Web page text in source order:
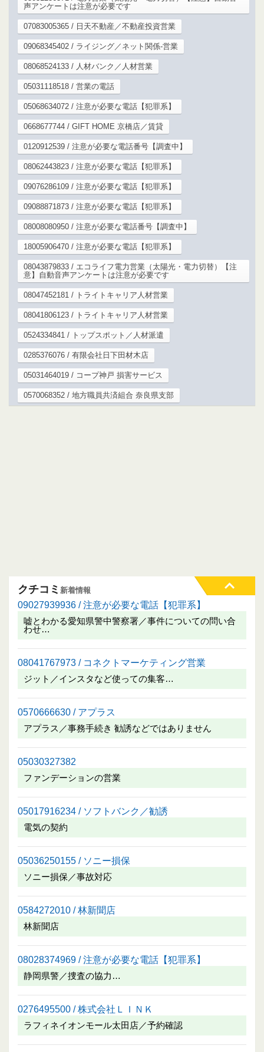
声アンケートは注意が必要です
07083005365 / 日天不動産／不動産投資営業
09068345402 / ライジング／ネット関係-営業
08068524133 / 人材バンク／人材営業
05031118518 / 営業の電話
05068634072 / 注意が必要な電話【犯罪系】
0668677744 / GIFT HOME 京橋店／賃貸
0120912539 / 注意が必要な電話番号【調査中】
08062443823 / 注意が必要な電話【犯罪系】
09076286109 / 注意が必要な電話【犯罪系】
09088871873 / 注意が必要な電話【犯罪系】
08008080950 / 注意が必要な電話番号【調査中】
18005906470 / 注意が必要な電話【犯罪系】
08043879833 / エコライフ電力営業（太陽光・電力切替）【注
意】自動音声アンケートは注意が必要です
08047452181 / トライトキャリア人材営業
08041806123 / トライトキャリア人材営業
0524334841 / トップスポット／人材派遣
0285376076 / 有限会社日下田材木店
05031464019 / コープ神戸 損害サービス
0570068352 / 地方職員共済組合 奈良県支部
クチコミ 新着情報
09027939936 / 注意が必要な電話【犯罪系】
嘘とわかる愛知県警中警察署／事件についての問い合
わせ…
08041767973 / コネクトマーケティング営業
ジット／インスタなど使っての集客…
0570666630 / アプラス
アプラス／事務手続き 勧誘などではありません
05030327382
ファンデーションの営業
05017916234 / ソフトバンク／勧誘
電気の契約
05036250155 / ソニー損保
ソニー損保／事故対応
0584272010 / 林新聞店
林新聞店
08028374969 / 注意が必要な電話【犯罪系】
静岡県警／捜査の協力…
0276495500 / 株式会社ＬＩＮＫ
ラフィネイオンモール太田店／予約確認